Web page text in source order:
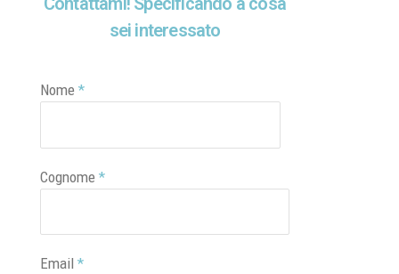
sei interessato
Nome *
Cognome *
Email *